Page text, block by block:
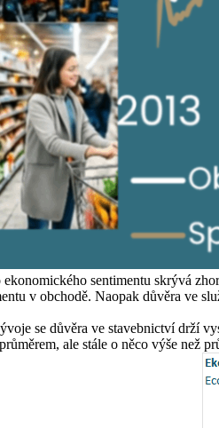
sentimentu skrývá
v obchodě. Naopak důvěra ve
se důvěra ve stavebnictví drží
ale stále o něco výše než